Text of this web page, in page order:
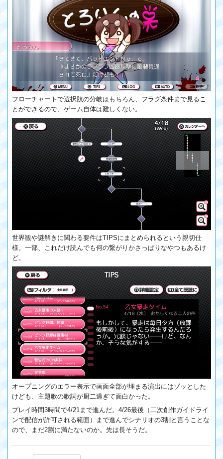
フローチャートで選択肢の分岐はもちろん、フラグ条件まで見るこ
とができるので、ゲーム自体は難しくない。
世界観や謎解きに関わる要件はTIPSにまとめられるという親切仕
様。一部、これだけ読んでも何の繋がりかさっぱりなやつもあるけ
ど。
オープニングのエラー表示で画面全部が埋まる演出にはゾッとした
けども、主題歌の歌詞が厨二過ぎて面白かった。
プレイ時間3時間で4/21まで進んだ。4/26最後（二次創作ガイドライ
ンで配信が許可される範囲）まで進んでシナリオの3割と言うことな
ので、まだ2割に満たないのか。先は長そうだ。